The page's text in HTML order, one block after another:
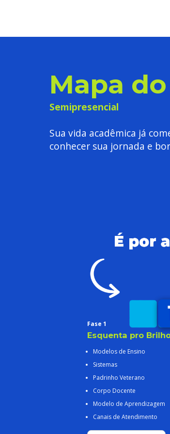
Mapa
Semipresencial
Sua vida acadêmica já
conhecer sua jornada e
Fase 1
Esquenta pro
Modelos de Ensino
Sistemas
Padrinho Veterano
Corpo Docente
Modelo de Aprendizagem
Canais de Atendimento